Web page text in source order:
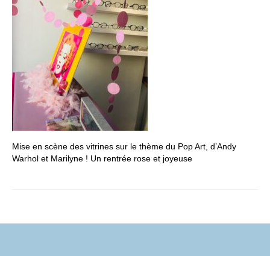
FORMATIONS DE FORMATEURS
CONSEILS & PRESTATIONS
REALISATIONS
CONTACT
Mise en scène des vitrines sur le thème du Pop Art, d’Andy
Warhol et Marilyne ! Un rentrée rose et joyeuse